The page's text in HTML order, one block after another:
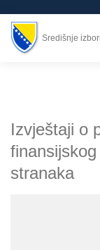
Središnje
Izvještaji o
stranaka